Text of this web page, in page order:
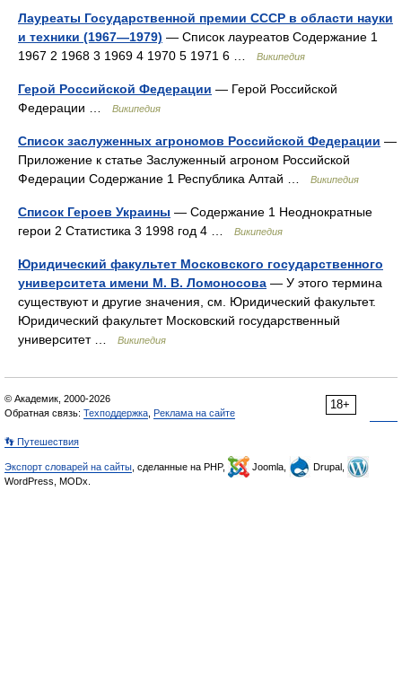
Лауреаты Государственной премии СССР в области науки
и техники (1967—1979) — Список лауреатов Содержание 1
1967 2 1968 3 1969 4 1970 5 1971 6 …
Википедия
Герой Российской Федерации — Герой Российской
Федерации …
Википедия
Список заслуженных агрономов Российской Федерации —
Приложение к статье Заслуженный агроном Российской
Федерации Содержание 1 Республика Алтай …
Википедия
Список Героев Украины — Содержание 1 Неоднократные
герои 2 Статистика 3 1998 год 4 …
Википедия
Юридический факультет Московского государственного
университета имени М. В. Ломоносова — У этого термина
существуют и другие значения, см. Юридический факультет.
Юридический факультет Московский государственный
университет …
Википедия
18+
© Академик, 2000-2026
Обратная связь: Техподдержка Реклама на сайте
👣 Путешествия
Экспорт словарей на сайты , сделанные на PHP, Joomla,
Drupal,
WordPress, MODx.